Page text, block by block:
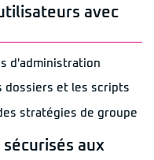
avec
d'administration
dossiers et les scripts
stratégies de groupe
aux